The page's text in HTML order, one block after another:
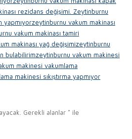
rezidans değişimi. Zeytinburnu
yapmıyorzeytinburnu vakum makinası
vakum makinası tamiri
makinası yağ değişimizeytinburnu
bulabilirimzeytinburnu vakum makinesi
makinesi vakumlama
makinesi sıkıştırma yapmıyor
Gerekli alanlar * ile